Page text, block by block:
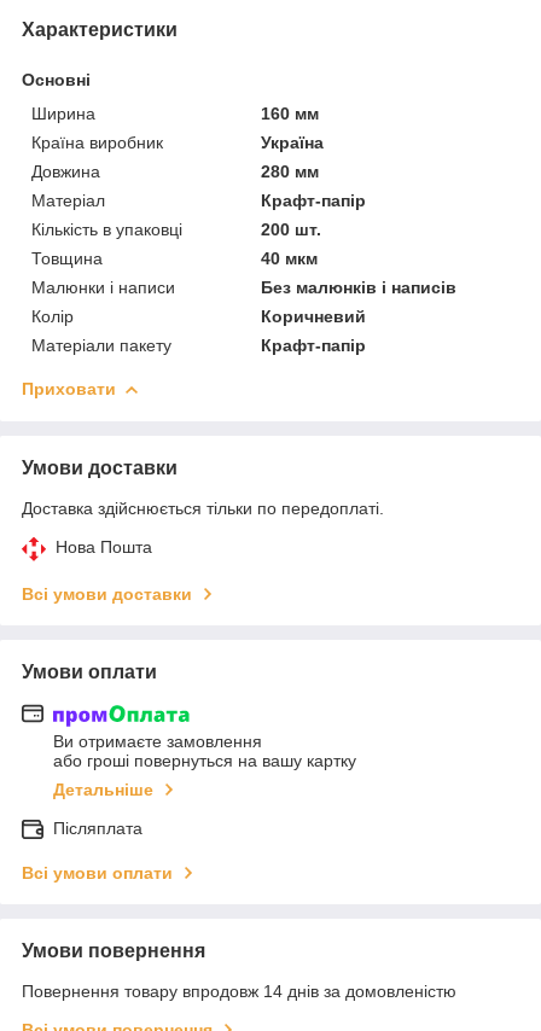
Характеристики
Основні
Ширина
160 мм
Країна виробник
Україна
Довжина
280 мм
Матеріал
Крафт-папір
Кількість в упаковці
200 шт.
Товщина
40 мкм
Малюнки і написи
Без малюнків і написів
Колір
Коричневий
Матеріали пакету
Крафт-папір
Приховати
Умови доставки
Доставка здійснюється тільки по передоплаті.
Нова Пошта
Всі умови доставки
Умови оплати
Ви отримаєте замовлення
або гроші повернуться на вашу картку
Детальніше
Післяплата
Всі умови оплати
Умови повернення
Повернення товару впродовж 14 днів за домовленістю